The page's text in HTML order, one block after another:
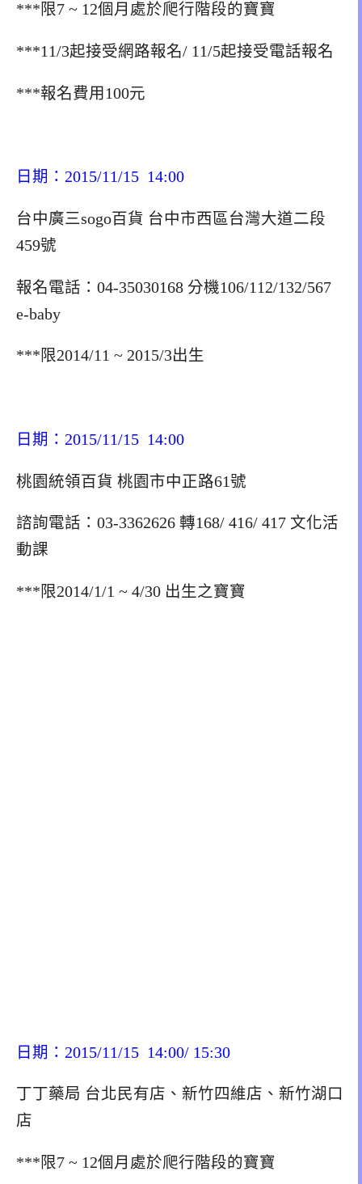
***限7 ~ 12個月處於爬行階段的寶寶
***11/3起接受網路報名/ 11/5起接受電話報名
***報名費用100元
日期：2015/11/15 14:00
台中廣三sogo百貨 台中市西區台灣大道二段
459號
報名電話：04-35030168 分機106/112/132/567
e-baby
***限2014/11 ~ 2015/3出生
日期：2015/11/15 14:00
桃園統領百貨 桃園市中正路61號
諮詢電話：03-3362626 轉168/ 416/ 417 文化活
動課
***限2014/1/1 ~ 4/30 出生之寶寶
日期：2015/11/15 14:00/ 15:30
丁丁藥局 台北民有店、新竹四維店、新竹湖口
店
***限7 ~ 12個月處於爬行階段的寶寶